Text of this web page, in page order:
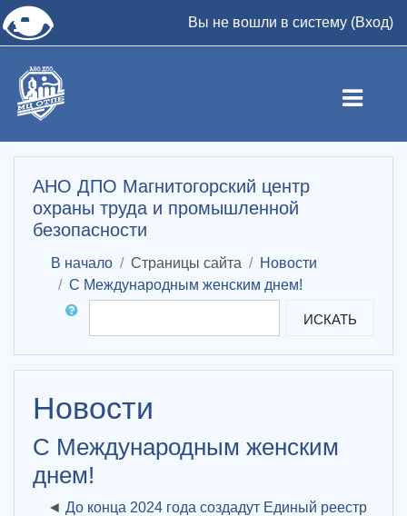
👁 Вы не вошли в систему (Вход)
АНО ДПО Магнитогорский центр
охраны труда и промышленной
безопасности
В начало Страницы сайта
Новости
С Международным женским днем!
Поиск по форумам
ИСКАТЬ
Новости
С Международным женским
днем!
До конца 2024 года создадут Единый реестр